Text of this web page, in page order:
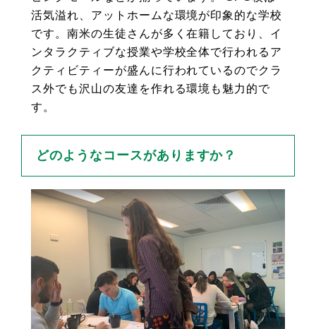
活気溢れ、アットホームな環境が印象的な学校
です。南米の生徒さんが多く在籍しており、イ
ンタラクティブな授業や学校全体で行われるア
クティビティーが盛んに行われているのでクラ
ス外でも沢山の友達を作れる環境も魅力的で
す。
どのようなコースがありますか？